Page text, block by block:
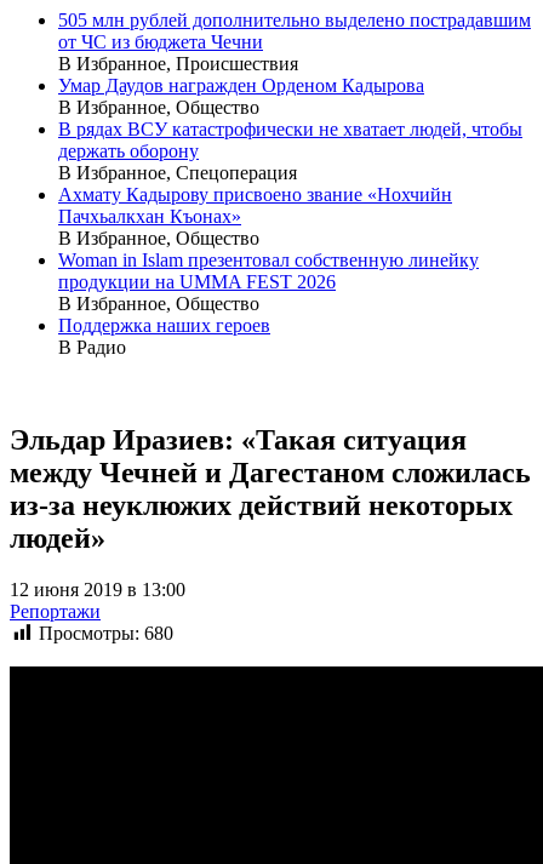
505 млн рублей дополнительно выделено пострадавшим
от ЧС из бюджета Чечни
В Избранное, Происшествия
Умар Даудов награжден Орденом Кадырова
В Избранное, Общество
В рядах ВСУ катастрофически не хватает людей, чтобы
держать оборону
В Избранное, Спецоперация
Ахмату Кадырову присвоено звание «Нохчийн
Пачхьалкхан Къонах»
В Избранное, Общество
Woman in Islam презентовал собственную линейку
продукции на UMMA FEST 2026
В Избранное, Общество
Поддержка наших героев
В Радио
Эльдар Иразиев: «Такая ситуация
между Чечней и Дагестаном сложилась
из-за неуклюжих действий некоторых
людей»
12 июня 2019 в 13:00
Репортажи
Просмотры: 680